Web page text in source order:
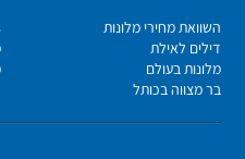
השוואת מחירי מלונות
דילים לאילת
מלונות בעולם
בר מצווה בכותל